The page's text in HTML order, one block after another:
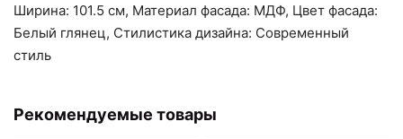
Beton
V.Oak
Ширина: 101.5 см, Материал фасада: МДФ, Цвет фасада:
Белый глянец, Стилистика дизайна: Современный
стиль
Рекомендуемые товары